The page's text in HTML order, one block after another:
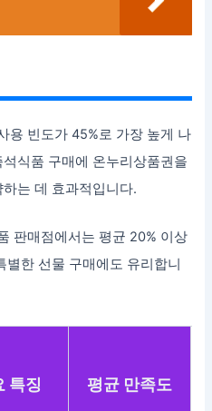
용 빈도가 45%로 가장 높게 나
식품 구매에 온누리상품권을
는 데 효과적입니다.
판매점에서는 평균 20% 이상
별한 선물 구매에도 유리합니
특징 평균 만족도